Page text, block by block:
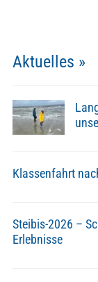
Aktuelles »
Klassenfahrt
Steibis-2026 –
Erlebnisse